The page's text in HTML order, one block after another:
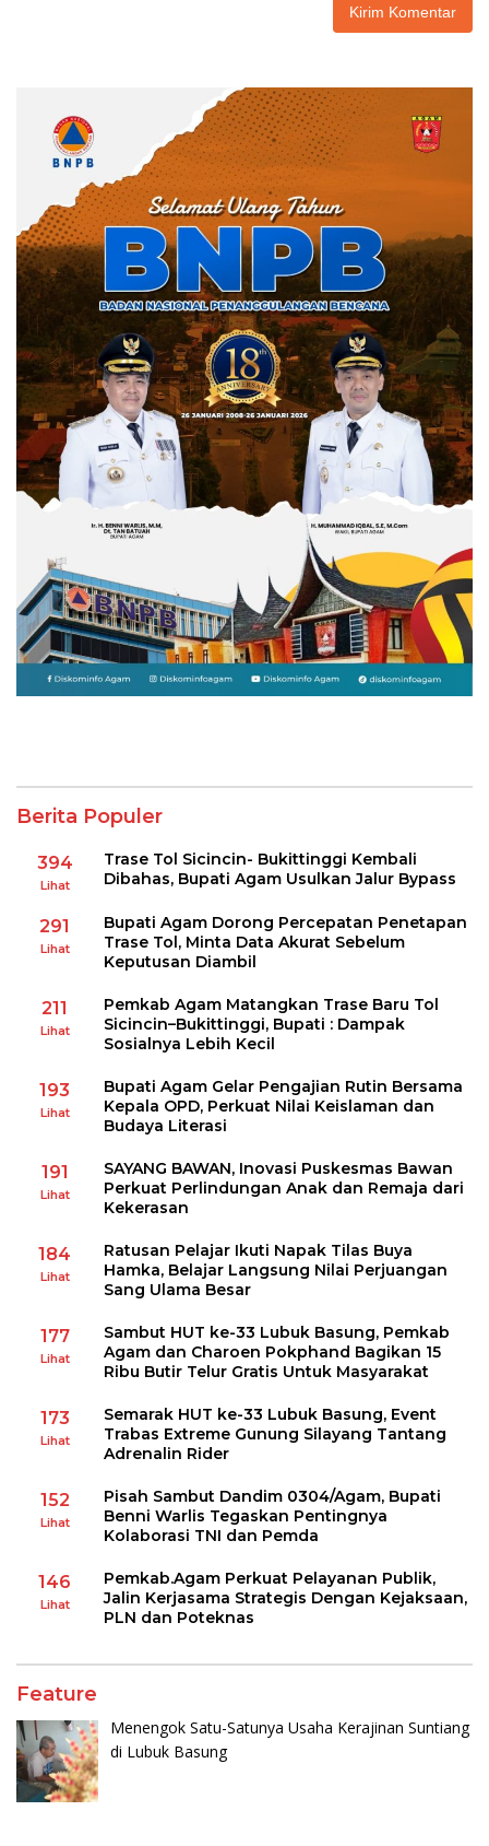
Berita Populer
394
Lihat
Trase Tol Sicincin- Bukittinggi Kembali
Dibahas, Bupati Agam Usulkan Jalur Bypass
291
Lihat
Bupati Agam Dorong Percepatan Penetapan
Trase Tol, Minta Data Akurat Sebelum
Keputusan Diambil
211
Lihat
Pemkab Agam Matangkan Trase Baru Tol
Sicincin–Bukittinggi, Bupati : Dampak
Sosialnya Lebih Kecil
193
Lihat
Bupati Agam Gelar Pengajian Rutin Bersama
Kepala OPD, Perkuat Nilai Keislaman dan
Budaya Literasi
191
Lihat
SAYANG BAWAN, Inovasi Puskesmas Bawan
Perkuat Perlindungan Anak dan Remaja dari
Kekerasan
184
Lihat
Ratusan Pelajar Ikuti Napak Tilas Buya
Hamka, Belajar Langsung Nilai Perjuangan
Sang Ulama Besar
177
Lihat
Sambut HUT ke-33 Lubuk Basung, Pemkab
Agam dan Charoen Pokphand Bagikan 15
Ribu Butir Telur Gratis Untuk Masyarakat
173
Lihat
Semarak HUT ke-33 Lubuk Basung, Event
Trabas Extreme Gunung Silayang Tantang
Adrenalin Rider
152
Lihat
Pisah Sambut Dandim 0304/Agam, Bupati
Benni Warlis Tegaskan Pentingnya
Kolaborasi TNI dan Pemda
146
Lihat
Pemkab.Agam Perkuat Pelayanan Publik,
Jalin Kerjasama Strategis Dengan Kejaksaan,
PLN dan Poteknas
Feature
Menengok Satu-Satunya Usaha Kerajinan Suntiang
di Lubuk Basung